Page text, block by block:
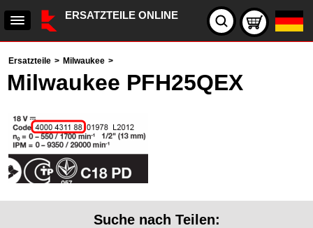
ERSATZTEILE ONLINE
Ersatzteile > Milwaukee >
Milwaukee PFH25QEX
Suche nach Teilen: